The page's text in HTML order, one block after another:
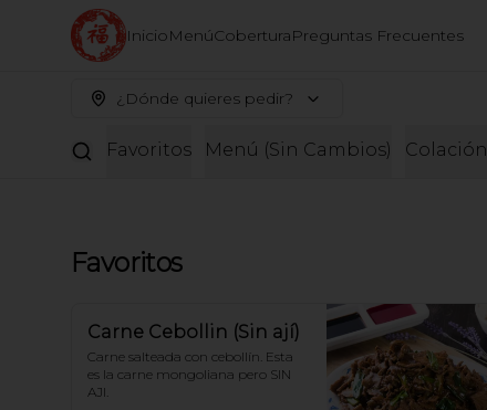
InicioMenúCoberturaPreguntas Frecuentes
¿Dónde quieres pedir?
Favoritos Menú (Sin Cambios) Colación
Favoritos
Carne Cebollin (Sin ají)
Carne salteada con cebollín. Esta
es la carne mongoliana pero SIN
AJI.